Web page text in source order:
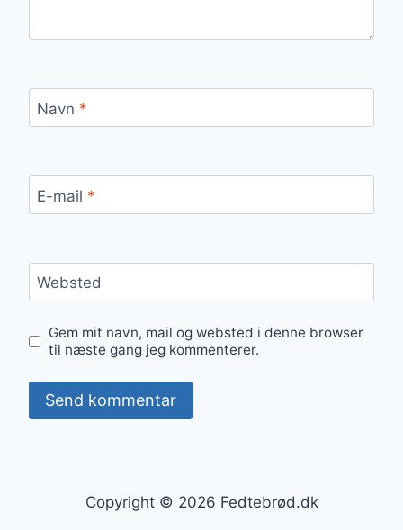
Navn *
E-mail *
Websted
Gem mit navn, mail og websted i denne browser
til næste gang jeg kommenterer.
Copyright © 2026 Fedtebrød.dk